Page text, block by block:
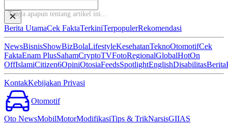
Berita UtamaCek FaktaTerkiniTerpopulerRekomendasi
NewsBisnisShowBizBolaLifestyleKesehatanTeknoOtomotifCek
FaktaEnam PlusSahamCryptoTVFotoRegionalGlobalHotOn
OffIslamiCitizen6OpiniOtosiaFeedsSpotlightEnglishDisabilitasBerita
KontakKebijakan Privasi
Otomotif
Oto NewsMobilMotorModifikasiTips & TrikNarsisGIIAS